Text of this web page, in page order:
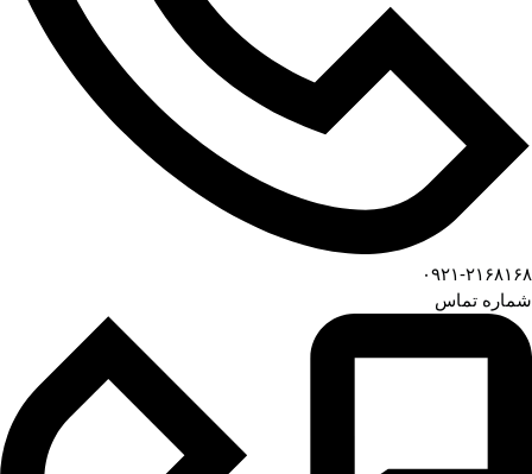
۰۹۲۱-۲۱۶۸۱۶۸
شماره تماس